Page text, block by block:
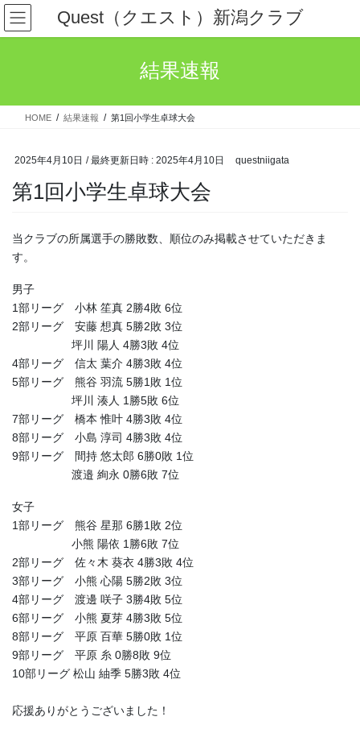
コ
ン
テ
ス
ナ
ビ
ゲ
ン
Quest（クエスト）新潟クラブ
結果速報
HOME 結果速報 第1回小学生卓球大会
2025年4月10日 / 最終更新日時 : 2025年4月10日 questniigata
第1回小学生卓球大会
当クラブの所属選手の勝敗数、順位のみ掲載させていただきま
す。
男子
1部リーグ 小林 笙真 2勝4敗 6位
2部リーグ 安藤 想真 5勝2敗 3位
坪川 陽人 4勝3敗 4位
4部リーグ 信太 葉介 4勝3敗 4位
5部リーグ 熊谷 羽流 5勝1敗 1位
坪川 湊人 1勝5敗 6位
7部リーグ 橋本 惟叶 4勝3敗 4位
8部リーグ 小島 淳司 4勝3敗 4位
9部リーグ 間持 悠太郎 6勝0敗 1位
渡邉 絢永 0勝6敗 7位
女子
1部リーグ 熊谷 星那 6勝1敗 2位
小熊 陽依 1勝6敗 7位
2部リーグ 佐々木 葵衣 4勝3敗 4位
3部リーグ 小熊 心陽 5勝2敗 3位
4部リーグ 渡邊 咲子 3勝4敗 5位
6部リーグ 小熊 夏芽 4勝3敗 5位
8部リーグ 平原 百華 5勝0敗 1位
9部リーグ 平原 糸 0勝8敗 9位
10部リーグ 松山 紬季 5勝3敗 4位
応援ありがとうございました！